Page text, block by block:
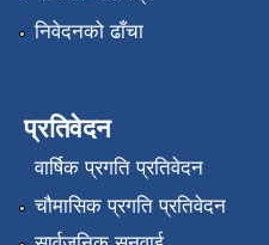
निवेदनको ढाँचा
प्रतिवेदन
वार्षिक प्रगति प्रतिवेदन
चौमासिक प्रगति प्रतिवेदन